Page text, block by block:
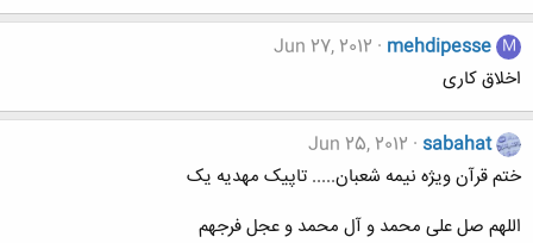
M
mehdipesse
Jun 27, 2012
اخلاق کاری
sabahat
Jun 25, 2012
ختم قرآن ویژه نیمه شعبان..... تاپیک مهدیه یک
اللهم صل علی محمد و آل محمد و عجل فرجهم